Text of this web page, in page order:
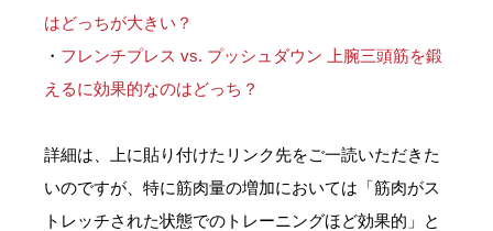
はどっちが大きい？
・ フレンチプレス vs. プッシュダウン 上腕三頭筋を鍛
えるに効果的なのはどっち？
詳細は、上に貼り付けたリンク先をご一読いただきた
いのですが、特に筋肉量の増加においては「筋肉がス
トレッチされた状態でのトレーニングほど効果的」と